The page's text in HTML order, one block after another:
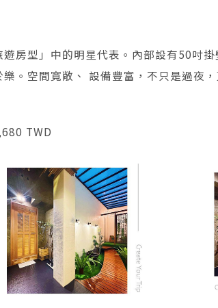
房型」中的明星代表。內部設有50吋掛
。空間寬敞、 設備豐富，不只是過夜
TWD